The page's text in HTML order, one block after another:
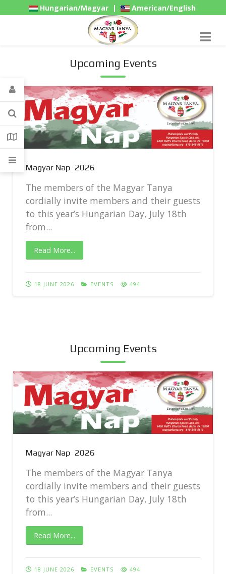
Hungarian/Magyar| American/English
Upcoming Events
Magyar Nap 2026
The members of the Magyar Tanya
cordially invite members and their guests
to this year’s Hungarian Day, July 18th
from...
Read More...
18 JUNE 2026 EVENTS 494
Upcoming Events
Magyar Nap 2026
The members of the Magyar Tanya
cordially invite members and their guests
to this year’s Hungarian Day, July 18th
from...
Read More...
18 JUNE 2026 EVENTS 494